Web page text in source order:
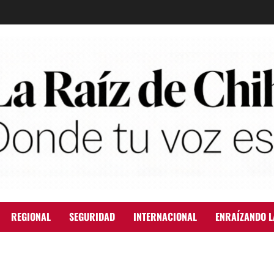
REGIONAL SEGURIDAD INTERNACIONAL ENRAÍZANDO